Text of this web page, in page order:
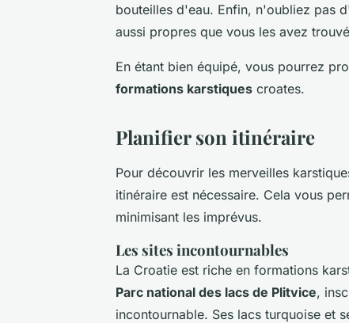
bouteilles d'eau. Enfin, n'oubliez pas
aussi propres que vous les avez
En étant bien équipé, vous pourrez
formations karstiques croates.
Planifier son itinéraire
Pour découvrir les merveilles
itinéraire est nécessaire. Cela vous
minimisant les imprévus.
Les sites incontournables
La Croatie est riche en formations
Parc national des lacs de Plitvice,
incontournable. Ses lacs turquoise et